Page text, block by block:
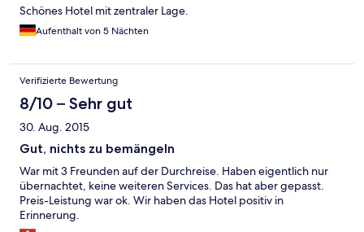
Schönes Hotel mit zentraler Lage.
Aufenthalt von 5 Nächten
Verifizierte Bewertung
8/10 – Sehr gut
30. Aug. 2015
Gut, nichts zu bemängeln
War mit 3 Freunden auf der Durchreise. Haben eigentlich nur
übernachtet, keine weiteren Services. Das hat aber gepasst.
Preis-Leistung war ok. Wir haben das Hotel positiv in
Erinnerung.